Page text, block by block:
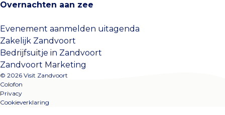
Overnachten aan zee
Evenement aanmelden uitagenda
Zakelijk Zandvoort
Bedrijfsuitje in Zandvoort
Zandvoort Marketing
© 2026 Visit Zandvoort
Colofon
Privacy
Cookieverklaring